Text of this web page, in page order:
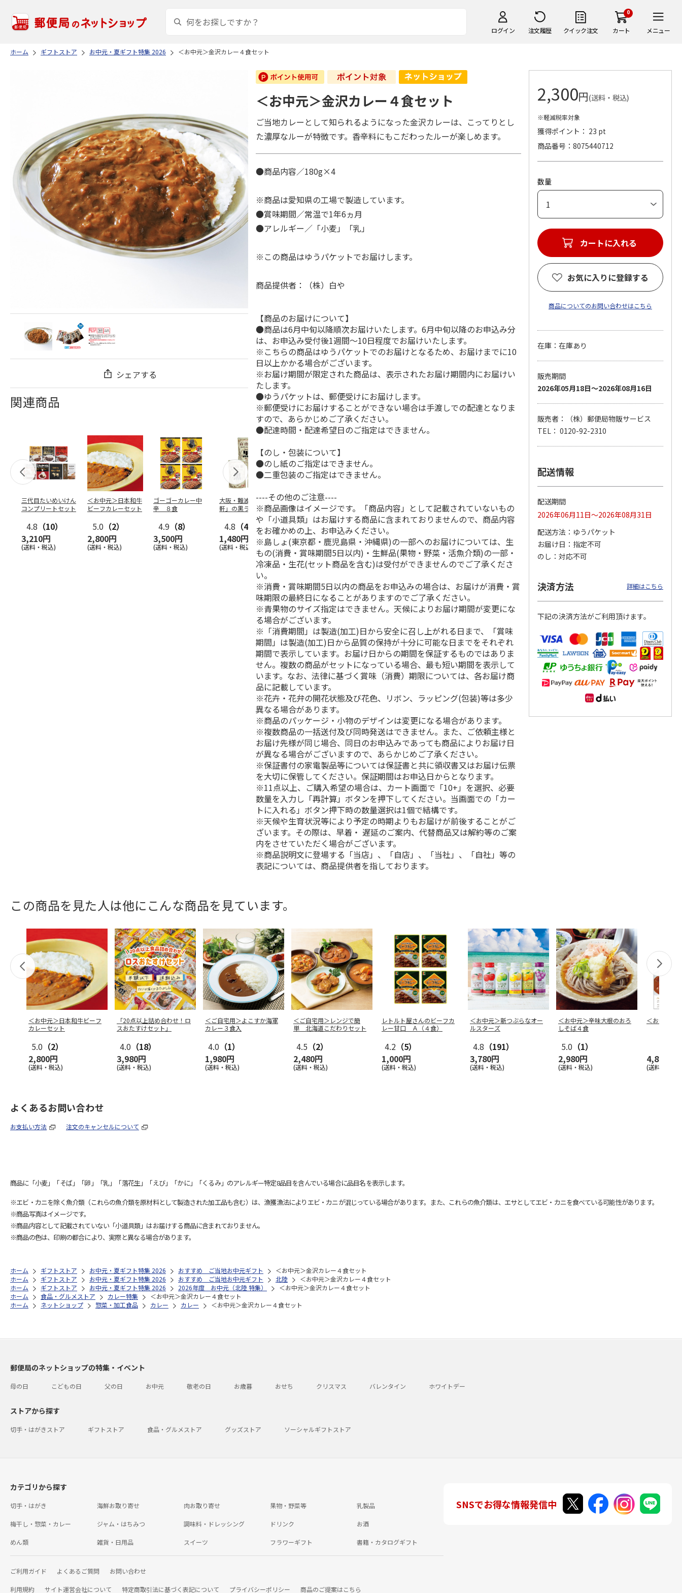
ログイン 注文履歴 クイック注文
0
カート メニュー
ホーム ギフトストア お中元・夏ギフト特集 2026 ＜お中元＞金沢カレー４食セット
シェアする
関連商品
三代目たいめいけん
コンプリートセット
4.8 （10）
3,210円
(送料・税込)
＜お中元＞日本和牛
ビーフカレーセット
5.0 （2）
2,800円
(送料・税込)
ゴーゴーカレー中
辛 ８食
4.9 （8）
3,500円
(送料・税込)
大阪・難波 「自由
軒」の黒ラベルカレ
ー Ａ（３食）
4.8 （4）
1,480円
(送料・税込)
牛たんカレー ３食
4.5（2）
1,500円
(送料・税込)
ーフカレー甘口 Ａ
（４食）
4.2（5）
1,000円
(送料・税込)
ー Ｂ（６食）
3.3 （3）
2,980円
(送料・税込)
宮崎黒毛和牛ビーフ
カレー ４食
4.8（5）
1,520円
(送料・税込)
ぜいたく牛すじカレ
4.5
（2）
1,500円
(送料・税込)
ー Ｂ（１０食）
＜お中元＞金沢カレー４食セット
ご当地カレーとして知られるようになった金沢カレーは、こってりとし
た濃厚なルーが特徴です。香辛料にもこだわったルーが楽しめます。
●商品内容／180g×4
※商品は愛知県の工場で製造しています。
●賞味期間／常温で1年6ヵ月
●アレルギー／「小麦」「乳」
※この商品はゆうパケットでお届けします。
商品提供者：（株）白や
【商品のお届けについて】
●商品は6月中旬以降順次お届けいたします。6月中旬以降のお申込み分
は、お申込み受付後1週間～10日程度でお届けいたします。
※こちらの商品はゆうパケットでのお届けとなるため、お届けまでに10
日以上かかる場合がございます。
※お届け期間が限定された商品は、表示されたお届け期間内にお届けい
たします。
●ゆうパケットは、郵便受けにお届けします。
※郵便受けにお届けすることができない場合は手渡しでの配達となりま
すので、あらかじめご了承ください。
●配達時間・配達希望日のご指定はできません。
【のし・包装について】
●のし紙のご指定はできません。
●二重包装のご指定はできません。
----その他のご注意----
※商品画像はイメージです。「商品内容」として記載されていないもの
や「小道具類」はお届けする商品に含まれておりませんので、商品内容
をお確かめの上、お申込みください。
※島しょ(東京都・鹿児島県・沖縄県)の一部へのお届けについては、生
もの(消費・賞味期間5日以内)・生鮮品(果物・野菜・活魚介類)の一部・
冷凍品・生花(セット商品を含む)は受付ができませんのでご了承くださ
い。
※消費・賞味期間5日以内の商品をお申込みの場合は、お届けが消費・賞
味期限の最終日になることがありますのでご了承ください。
※青果物のサイズ指定はできません。天候によりお届け期間が変更にな
る場合がございます。
※「消費期間」は製造(加工)日から安全に召し上がれる日まで、「賞味
期間」は製造(加工)日から品質の保持が十分に可能な日までをそれぞれ
期間で表示しています。お届け日からの期間を保証するものではありま
せん。複数の商品がセットになっている場合、最も短い期間を表示して
います。なお、法律に基づく賞味（消費）期限については、各お届け商
品に記載しています。
※花卉・花弁の開花状態及び花色、リボン、ラッピング(包装)等は多少
異なる場合があります。
※商品のパッケージ・小物のデザインは変更になる場合があります。
※複数商品の一括送付及び同時発送はできません。また、ご依頼主様と
お届け先様が同じ場合、同日のお申込みであっても商品によりお届け日
が異なる場合がございますので、あらかじめご了承ください。
※保証書付の家電製品等については保証書と共に領収書又はお届け伝票
を大切に保管してください。保証期間はお申込日からとなります。
※11点以上、ご購入希望の場合は、カート画面で「10+」を選択、必要
数量を入力し「再計算」ボタンを押下してください。当画面での「カー
トに入れる」ボタン押下時の数量選択は1個で結構です。
※天候や生育状況等により予定の時期よりもお届けが前後することがご
ざいます。その際は、早着・ 遅延のご案内、代替商品又は解約等のご案
内をさせていただく場合がございます。
※商品説明文に登場する「当店」、「自店」、「当社」、「自社」等の
表記については、商品提供者を指しております。
2,300円(送料・税込)
※軽減税率対象
獲得ポイント： 23 pt
商品番号
8075440712
数量
カートに入れる
お気に入りに登録する
商品についてのお問い合わせはこちら
在庫：在庫あり
販売期間
2026年05月18日～2026年08月16日
販売者：（株）郵便局物販サービス
TEL： 0120-92-2310
配送情報
配送期間
2026年06月11日～2026年08月31日
配送方法
ゆうパケット
お届け日
指定不可
のし
対応不可
決済方法 詳細はこちら
下記の決済方法がご利用頂けます。
この商品を見た人は他にこんな商品を見ています。
＜お中元＞日本和牛ビーフ
カレーセット
5.0 （2）
2,800円
(送料・税込)
「20点以上詰め合わせ！ロ
スおたすけセット」
4.0 （18）
3,980円
(送料・税込)
＜ご自宅用＞よこすか海軍
カレー３食入
4.0 （1）
1,980円
(送料・税込)
＜ご自宅用＞レンジで簡
単 北海道こだわりセット
4.5 （2）
2,480円
(送料・税込)
レトルト屋さんのビーフカ
レー甘口 Ａ（４食）
4.2 （5）
1,000円
(送料・税込)
＜お中元＞新つぶらなオー
ルスターズ
4.8 （191）
3,780円
(送料・税込)
＜お中元＞辛味大根のおろ
しそば４食
5.0 （1）
2,980円
(送料・税込)
＜お中元＞
4,860円
(送料・税込)
よくあるお問い合わせ
お支払い方法 注文のキャンセルについて
商品に「小麦」「そば」「卵」「乳」「落花生」「えび」「かに」「くるみ」のアレルギー特定8品目を含んでいる場合に品目名を表示します。
※エビ・カニを除く魚介類（これらの魚介類を原材料として製造された加工品も含む）は、漁獲漁法によりエビ・カニが混じっている場合があります。また、これらの魚介類は、エサとしてエビ・カニを食べている可能性があります。
※商品写真はイメージです。
※商品内容として記載されていない「小道具類」はお届けする商品に含まれておりません。
※商品の色は、印刷の都合により、実際と異なる場合があります。
ホーム ギフトストア お中元・夏ギフト特集 2026 おすすめ ご当地お中元ギフト
＜お中元＞金沢カレー４食セット
ホーム
ギフトストア お中元・夏ギフト特集 2026 おすすめ ご当地お中元ギフト 北陸
＜お中元＞金沢カレー４食セット
ホーム
ギフトストア お中元・夏ギフト特集 2026 2026年度 お中元（北陸 特集）
＜お中元＞金沢カレー４食セット
ホーム
食品・グルメストア カレー特集
＜お中元＞金沢カレー４食セット
ホーム
ネットショップ 惣菜・加工食品 カレー カレー ＜お中元＞金沢カレー４食セット
郵便局のネットショップの特集・イベント
母の日 こどもの日 父の日 お中元 敬老の日 お歳暮 おせち クリスマス バレンタイン ホワイトデー
ストアから探す
切手・はがきストア ギフトストア 食品・グルメストア グッズストア ソーシャルギフトストア
カテゴリから探す
切手・はがき 海鮮お取り寄せ 肉お取り寄せ 果物・野菜等 乳製品
梅干し・惣菜・カレー ジャム・はちみつ 調味料・ドレッシング ドリンク お酒
めん類 雑貨・日用品 スイーツ フラワーギフト 書籍・カタログギフト
ご利用ガイド よくあるご質問 お問い合わせ
利用規約 サイト運営会社について 特定商取引法に基づく表記について プライバシーポリシー 商品のご提案はこちら
SNSでお得な情報発信中